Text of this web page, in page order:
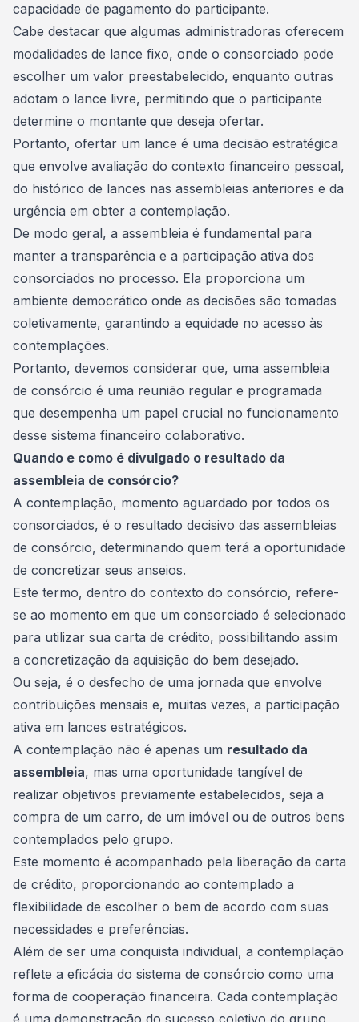
capacidade de pagamento do participante.
Cabe destacar que algumas administradoras oferecem
modalidades de lance fixo, onde o consorciado pode
escolher um valor preestabelecido, enquanto outras
adotam o lance livre, permitindo que o participante
determine o montante que deseja ofertar.
Portanto, ofertar um lance é uma decisão estratégica
que envolve avaliação do contexto financeiro pessoal,
do histórico de lances nas assembleias anteriores e da
urgência em obter a contemplação.
De modo geral, a assembleia é fundamental para
manter a transparência e a participação ativa dos
consorciados no processo. Ela proporciona um
ambiente democrático onde as decisões são tomadas
coletivamente, garantindo a equidade no acesso às
contemplações.
Portanto, devemos considerar que, uma assembleia
de consórcio é uma reunião regular e programada
que desempenha um papel crucial no funcionamento
desse sistema financeiro colaborativo.
Quando e como é divulgado o resultado da
assembleia de consórcio?
A contemplação, momento aguardado por todos os
consorciados, é o resultado decisivo das assembleias
de consórcio, determinando quem terá a oportunidade
de concretizar seus anseios.
Este termo, dentro do contexto do consórcio, refere-
se ao momento em que um consorciado é selecionado
para utilizar sua carta de crédito, possibilitando assim
a concretização da aquisição do bem desejado.
Ou seja, é o desfecho de uma jornada que envolve
contribuições mensais e, muitas vezes, a participação
ativa em lances estratégicos.
A contemplação não é apenas um resultado da
assembleia, mas uma oportunidade tangível de
realizar objetivos previamente estabelecidos, seja a
compra de um carro, de um imóvel ou de outros bens
contemplados pelo grupo.
Este momento é acompanhado pela liberação da carta
de crédito, proporcionando ao contemplado a
flexibilidade de escolher o bem de acordo com suas
necessidades e preferências.
Além de ser uma conquista individual, a contemplação
reflete a eficácia do sistema de consórcio como uma
forma de cooperação financeira. Cada contemplação
é uma demonstração do sucesso coletivo do grupo